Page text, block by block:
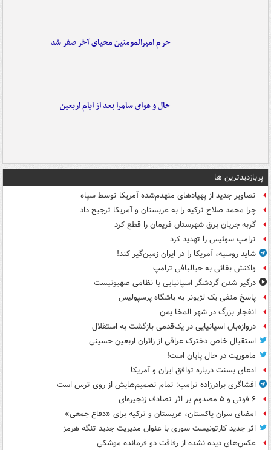
حرم امیرالمومنین محیای آخر صفر شد
حال و هوای سامرا بعد از ایام اربعین
پربازدیدترین ها
تصاویر جدید از پهپادهای منهدم‌شده آمریکا توسط سپاه
چرا محمد صلاح ترکیه را به عربستان و آمریکا ترجیح داد
گربه جریان برق شهرستان فریمان را قطع کرد
ترامپ سوئیس را تهدید کرد
شاید روسیه، آمریکا را در ایران زمین‌گیر کند!
واکنش بقائی به خیالبافی ترامپ
درگیر شدن گردشگر اسپانیایی با نظامی صهیونیست
پاسخ منفی یک لژیونر به باشگاه پرسپولیس
انفجار بزرگ در شهر المخا یمن
دروازه‌بان اسپانیایی در یک‌قدمی بازگشت به استقلال
استقبال خاص دخترک عراقی از زائران اربعین حسینی
ماموریت در حال پایان است!
ادعای بسنت درباره توافق ایران و آمریکا
افشاگری برادرزاده ترامپ: تمام تصمیم‌هایش از روی ترس است
۶ فوتی و ۵ مصدوم بر اثر تصادف زنجیره‌ای
امضای سران پاکستان، عربستان و ترکیه برای «دفاع جمعی»
اثر جدید کارتونیست سوری با عنوان مدیریت جدید تنگه هرمز
عکس‌های دیده نشده از رفاقت دو فرمانده‌ موشکی